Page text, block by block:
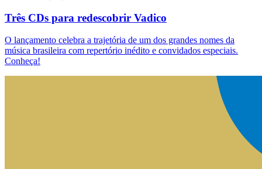
Três CDs para redescobrir Vadico
O lançamento celebra a trajetória de um dos grandes nomes da
música brasileira com repertório inédito e convidados especiais.
Conheça!